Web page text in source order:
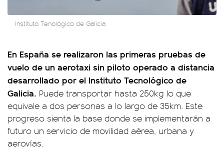
Instituto Tenológico de Galicia
En España se realizaron las primeras pruebas de
vuelo de un aerotaxi sin piloto operado a distancia
desarrollado por el Instituto Tecnológico de
Galicia. Puede transportar hasta 250kg lo que
equivale a dos personas a lo largo de 35km. Este
progreso sienta la base donde se implementarán a
futuro un servicio de movilidad aérea, urbana y
aerovías.